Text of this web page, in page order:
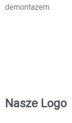
demontażem.
Nasze Logo